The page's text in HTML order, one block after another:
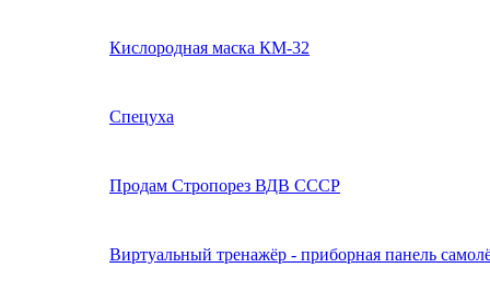
Кислородная маска КМ-32
Спецуха
Продам Стропорез ВДВ СССР
Виртуальный тренажёр - приборная панель